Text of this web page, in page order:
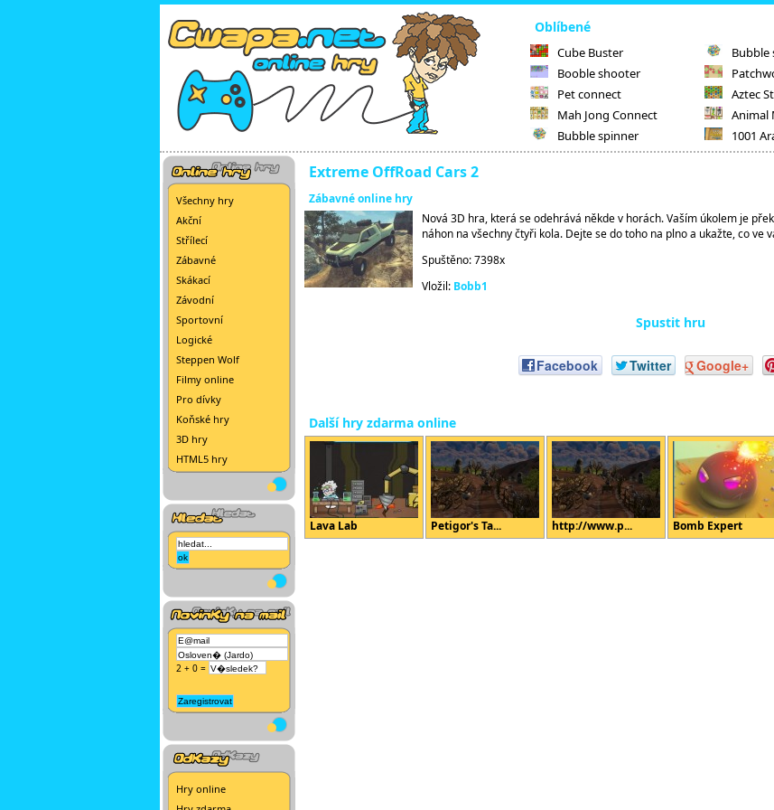
Oblíbené
Cube Buster
Booble shooter
Pet connect
Mah Jong Connect
Bubble spinner
Bubble
Aztec
Animal
1001
Všechny hry
Akční
Střílecí
Zábavné
Skákací
Závodní
Sportovní
Logické
Steppen Wolf
Filmy online
Pro dívky
Koňské hry
3D hry
HTML5 hry
2 + 0 =
Hry online
Extreme OffRoad Cars 2
Zábavné online hry
Nová 3D hra, která se odehrává někde v horách. Vaším úkolem je
náhon na všechny čtyři kola. Dejte se do toho na plno a ukažte, co ve
Spuštěno: 7398x
Vložil: Bobb1
Spustit hru
Facebook Twitter Google+
Další hry zdarma online
Lava Lab Petigor's Ta... http://www.p... Bomb Expert